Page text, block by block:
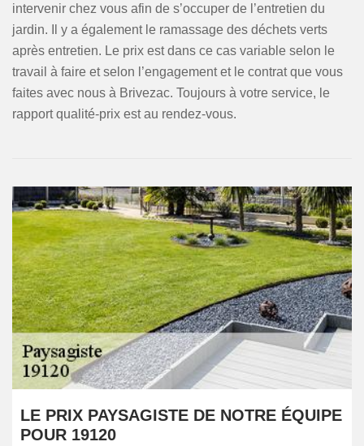
intervenir chez vous afin de s’occuper de l’entretien du
jardin. Il y a également le ramassage des déchets verts
après entretien. Le prix est dans ce cas variable selon le
travail à faire et selon l’engagement et le contrat que vous
faites avec nous à Brivezac. Toujours à votre service, le
rapport qualité-prix est au rendez-vous.
LE PRIX PAYSAGISTE DE NOTRE ÉQUIPE
POUR 19120